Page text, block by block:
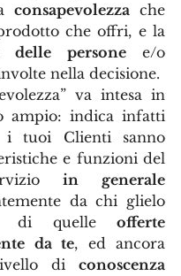
consapevolezza che
delle persone e/o
nella decisione.
va intesa in
ampio: indica infatti
i tuoi Clienti sanno
e funzioni del
in generale
da chi glielo
di quelle offerte
da te, ed ancora
di conoscenza